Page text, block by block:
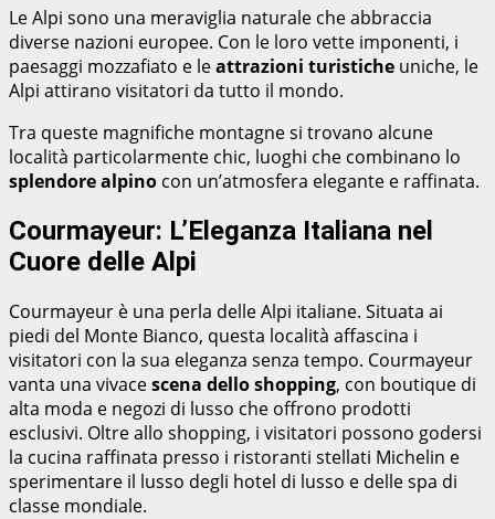
Le Alpi sono una meraviglia naturale che abbraccia
diverse nazioni europee. Con le loro vette imponenti, i
paesaggi mozzafiato e leattrazioni turistiche uniche, le
Alpi attirano visitatori da tutto il mondo.
Tra queste magnifiche montagne si trovano alcune
località particolarmente chic, luoghi che combinano lo
splendore alpino con un’atmosfera elegante e raffinata.
Courmayeur: L’Eleganza Italiana nel
Cuore delle Alpi
Courmayeur è una perla delle Alpi italiane. Situata ai
piedi del Monte Bianco, questa località affascina i
visitatori con la sua eleganza senza tempo. Courmayeur
vanta una vivacescena dello shopping, con boutique di
alta moda e negozi di lusso che offrono prodotti
esclusivi. Oltre allo shopping, i visitatori possono godersi
la cucina raffinata presso i ristoranti stellati Michelin e
sperimentare il lusso degli hotel di lusso e delle spa di
classe mondiale.